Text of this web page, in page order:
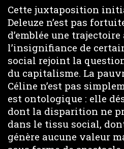
Cette juxtaposition
Deleuze n’est pas
d’emblée une
l’insignifiance de
social rejoint la
du capitalisme. La
Céline n’est pas
est ontologique : elle
dont la disparition ne
dans le tissu social,
génère aucune valeur